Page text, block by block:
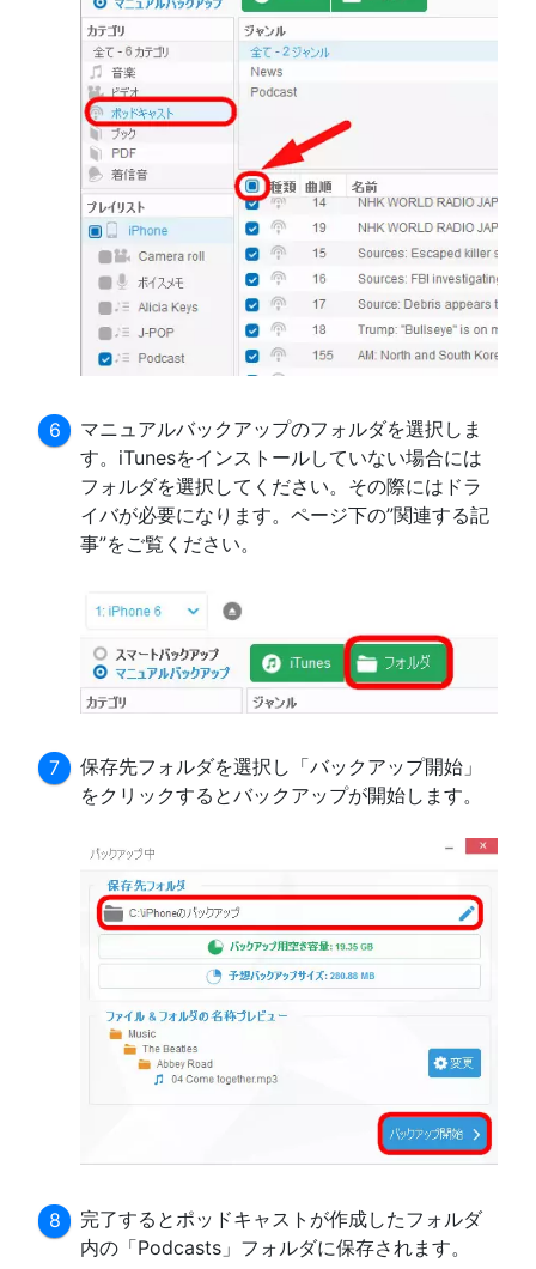
マニュアルバックアップのフォルダを選択しま
す。iTunesをインストールしていない場合には
フォルダを選択してください。その際にはドラ
イバが必要になります。ページ下の”関連する記
事”をご覧ください。
保存先フォルダを選択し「バックアップ開始」
をクリックするとバックアップが開始します。
完了するとポッドキャストが作成したフォルダ
内の「Podcasts」フォルダに保存されます。